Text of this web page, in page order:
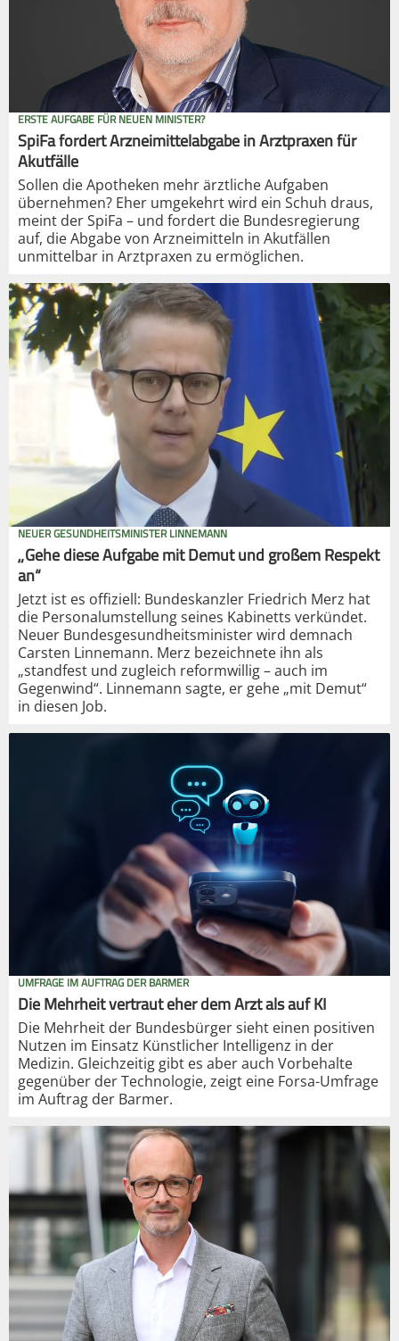
ERSTE AUFGABE FÜR NEUEN MINISTER?
SpiFa fordert Arzneimittelabgabe in Arztpraxen für
Akutfälle
Sollen die Apotheken mehr ärztliche Aufgaben
übernehmen? Eher umgekehrt wird ein Schuh draus,
meint der SpiFa – und fordert die Bundesregierung
auf, die Abgabe von Arzneimitteln in Akutfällen
unmittelbar in Arztpraxen zu ermöglichen.
NEUER GESUNDHEITSMINISTER LINNEMANN
„Gehe diese Aufgabe mit Demut und großem Respekt
an“
Jetzt ist es offiziell: Bundeskanzler Friedrich Merz hat
die Personalumstellung seines Kabinetts verkündet.
Neuer Bundesgesundheitsminister wird demnach
Carsten Linnemann. Merz bezeichnete ihn als
„standfest und zugleich reformwillig – auch im
Gegenwind“. Linnemann sagte, er gehe „mit Demut“
in diesen Job.
UMFRAGE IM AUFTRAG DER BARMER
Die Mehrheit vertraut eher dem Arzt als auf KI
Die Mehrheit der Bundesbürger sieht einen positiven
Nutzen im Einsatz Künstlicher Intelligenz in der
Medizin. Gleichzeitig gibt es aber auch Vorbehalte
gegenüber der Technologie, zeigt eine Forsa-Umfrage
im Auftrag der Barmer.